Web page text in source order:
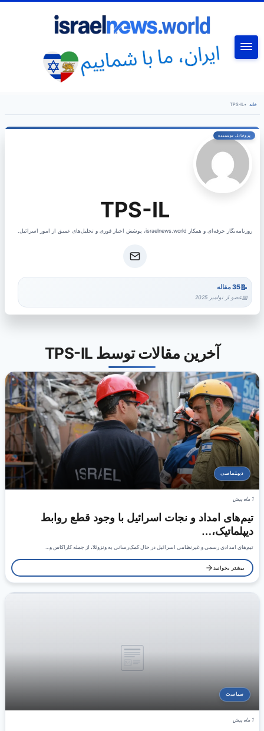
خانه •
TPS-IL
TPS-IL
روزنامه‌نگار حرفه‌ای و همکار israelnews.world، پوشش اخبار فوری و تحلیل‌های عمیق از امور اسرائیل.
35 مقاله
عضو از نوامبر 2025
آخرین مقالات توسط TPS-IL
دیپلماسی
1 ماه پیش
تیم‌های امداد و نجات اسرائیل با وجود قطع روابط
دیپلماتیک،…
تیم‌های امدادی رسمی و غیرنظامی اسرائیل در حال کمک‌رسانی به ونزوئلا، از جمله کاراکاس و…
بیشتر بخوانید
سیاست
1 ماه پیش